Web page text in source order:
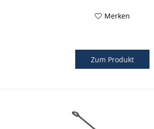
Merken
Zum Produkt